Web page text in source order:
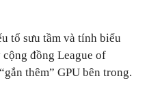
tố sưu tầm và tính biểu
đồng League of
thêm” GPU bên trong.